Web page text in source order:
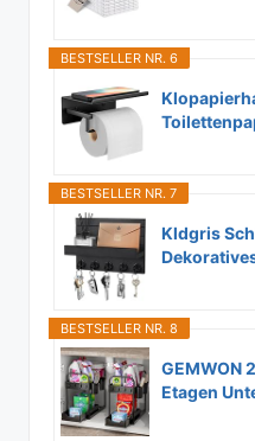
BESTSELLER NR. 6
BESTSELLER NR. 7
Kldgris
BESTSELLER NR. 8
GEMWON
Etagen